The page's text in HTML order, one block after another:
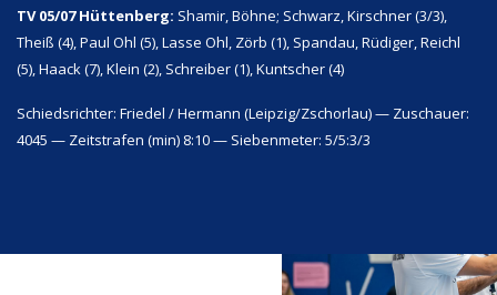
TV 05/07 Hüttenberg: Shamir, Böhne; Schwarz, Kirschner (3/3),
Theiß (4), Paul Ohl (5), Lasse Ohl, Zörb (1), Spandau, Rüdiger, Reichl
(5), Haack (7), Klein (2), Schreiber (1), Kuntscher (4)
Schiedsrichter: Friedel / Hermann (Leipzig/Zschorlau) — Zuschauer:
4045 — Zeitstrafen (min) 8:10 — Siebenmeter: 5/5:3/3